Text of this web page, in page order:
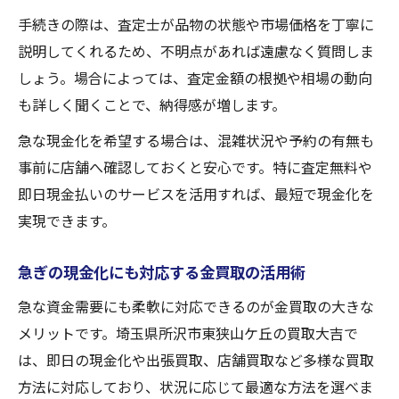
手続きの際は、査定士が品物の状態や市場価格を丁寧に
説明してくれるため、不明点があれば遠慮なく質問しま
しょう。場合によっては、査定金額の根拠や相場の動向
も詳しく聞くことで、納得感が増します。
急な現金化を希望する場合は、混雑状況や予約の有無も
事前に店舗へ確認しておくと安心です。特に査定無料や
即日現金払いのサービスを活用すれば、最短で現金化を
実現できます。
急ぎの現金化にも対応する金買取の活用術
急な資金需要にも柔軟に対応できるのが金買取の大きな
メリットです。埼玉県所沢市東狭山ケ丘の買取大吉で
は、即日の現金化や出張買取、店舗買取など多様な買取
方法に対応しており、状況に応じて最適な方法を選べま